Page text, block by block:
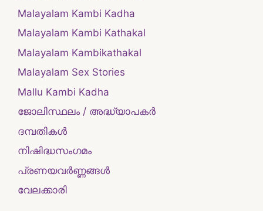
Malayalam Kambi Kadha
Malayalam Kambi Kathakal
Malayalam Kambikathakal
Malayalam Sex Stories
Mallu Kambi Kadha
ജോലിസ്ഥലം / അദ്ധ്യാപകർ
ദമ്പതികള്‍
നിഷിദ്ധസംഗമം
പ്രണയവർണ്ണങ്ങൾ
വേലക്കാരി